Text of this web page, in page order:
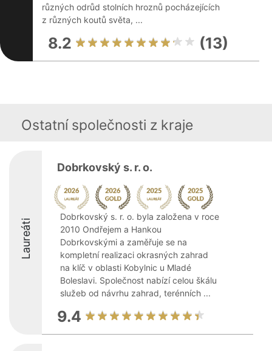
různých odrůd stolních hroznů pocházejících
z různých koutů světa, ...
8.2 (13)
Ostatní společnosti z kraje
Laureáti
Dobrkovský s. r. o.
Dobrkovský s. r. o. byla založena v roce
2010 Ondřejem a Hankou
Dobrkovskými a zaměřuje se na
kompletní realizaci okrasných zahrad
na klíč v oblasti Kobylnic u Mladé
Boleslavi. Společnost nabízí celou škálu
služeb od návrhu zahrad, terénních ...
9.4